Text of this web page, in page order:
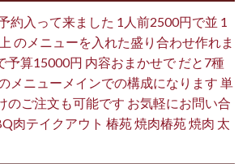
約入って来ました 1人前2500円で並 1
のメニューを入れた盛り合わせ作れま
予算15000円 内容おまかせで だと7種
メニューメインでの構成になります 単
のご注文も可能です お気軽にお問い合
肉テイクアウト 椿苑 焼肉椿苑 焼肉 太